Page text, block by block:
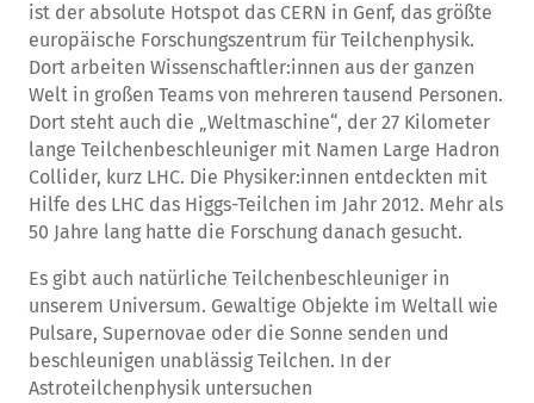
ist der absolute Hotspot das CERN in Genf, das größte
europäische Forschungszentrum für Teilchenphysik.
Dort arbeiten Wissenschaftler:innen aus der ganzen
Welt in großen Teams von mehreren tausend Personen.
Dort steht auch die „Weltmaschine“, der 27 Kilometer
lange Teilchenbeschleuniger mit Namen Large Hadron
Collider, kurz LHC. Die Physiker:innen entdeckten mit
Hilfe des LHC das Higgs-Teilchen im Jahr 2012. Mehr als
50 Jahre lang hatte die Forschung danach gesucht.
Es gibt auch natürliche Teilchenbeschleuniger in
unserem Universum. Gewaltige Objekte im Weltall wie
Pulsare, Supernovae oder die Sonne senden und
beschleunigen unablässig Teilchen. In der
Astroteilchenphysik untersuchen